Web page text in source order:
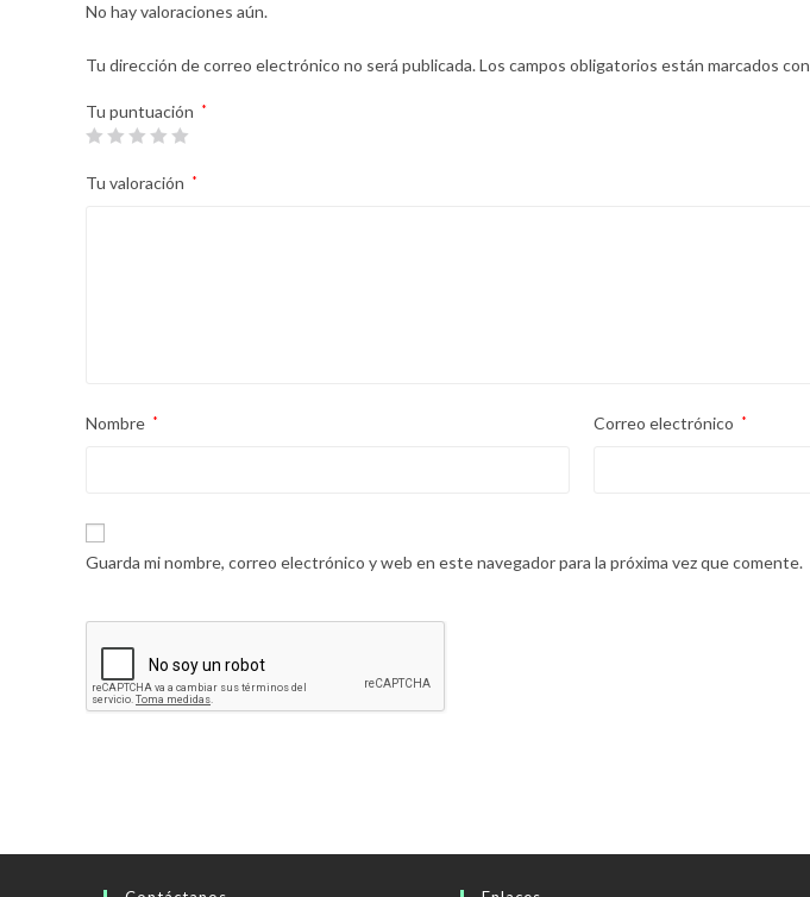
No hay valoraciones aún.
Tu dirección de correo electrónico no será publicada.Los campos obligatorios están marcados con
Tu puntuación *
Tu valoración *
Nombre * Correo electrónico *
Guarda mi nombre, correo electrónico y web en este navegador para la próxima vez que comente.